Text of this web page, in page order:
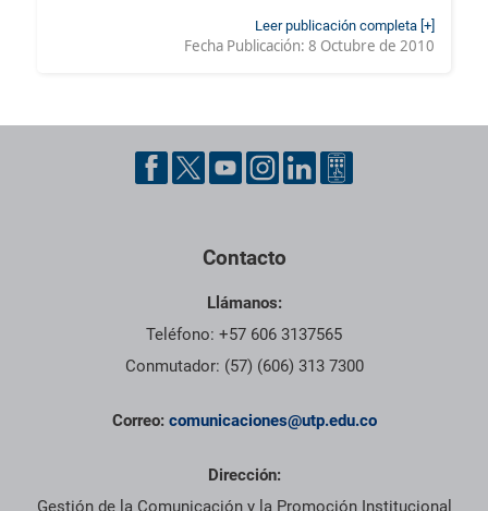
Leer publicación completa [+]
Fecha Publicación: 8 Octubre de 2010
Contacto
Llámanos:
Teléfono: +57 606 3137565
Conmutador: (57) (606) 313 7300
Correo: comunicaciones@utp.edu.co
Dirección:
Gestión de la Comunicación y la Promoción Institucional